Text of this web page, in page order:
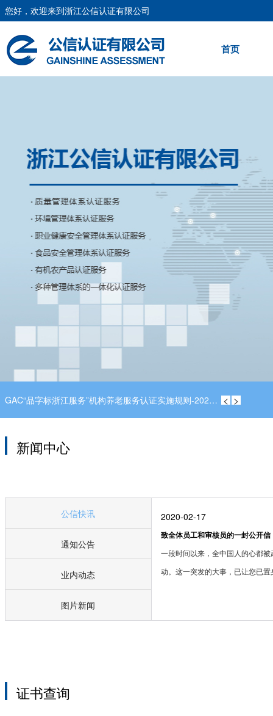
您好，欢迎来到浙江公信认证有限公司
首页
GAC“品字标浙江服务”机构养老服务认证实施规则-2026B < >
新闻中心
公信快讯
通知公告
业内动态
图片新闻
2020-02-17
致全体员工和审核员的一封公开信
一段时间以来，全中国人的心都
动。这一突发的大事，已让您已
证书查询